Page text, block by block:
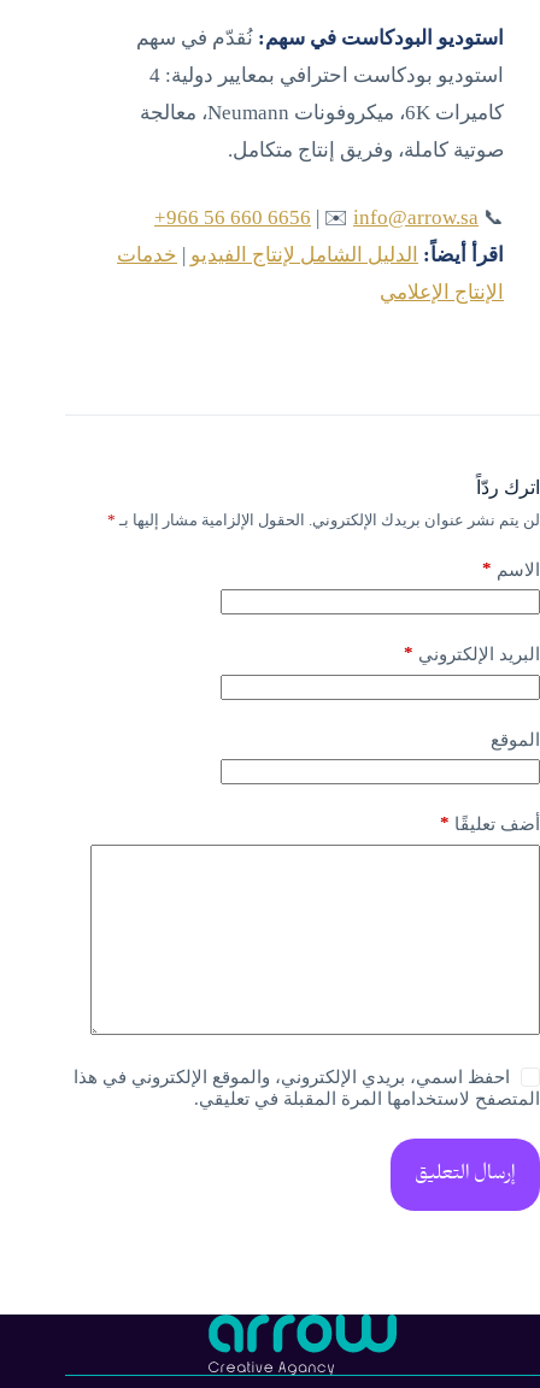
استوديو البودكاست في سهم: نُقدّم في سهم
استوديو بودكاست احترافي بمعايير دولية: 4
كاميرات 6K، ميكروفونات Neumann، معالجة
صوتية كاملة، وفريق إنتاج متكامل.
📞
‪+966 56 660 6656‬ | ✉️ info@arrow.sa
اقرأ أيضاً: الدليل الشامل لإنتاج الفيديو
خدمات
الإنتاج الإعلامي
اترك ردّاً
لن يتم نشر عنوان بريدك الإلكتروني. الحقول الإلزامية مشار إليها بـ *
الاسم *
البريد الإلكتروني *
الموقع
أضف تعليقًا *
احفظ اسمي، بريدي الإلكتروني، والموقع الإلكتروني في هذا
المتصفح لاستخدامها المرة المقبلة في تعليقي.
إرسال التعليق